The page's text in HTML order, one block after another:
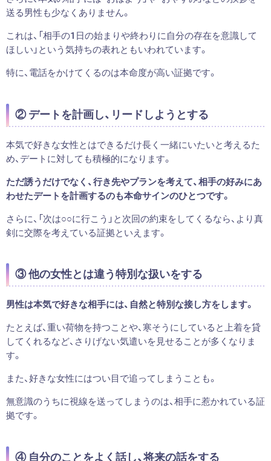
送る男性も少なくありません。
これは、「相手の1日の始まりや終わりに自分の存在を意識して
ほしい」という気持ちの表れともいわれています。
特に、電話をかけてくるのは本命度が高い証拠です。
② デートを計画し、リードしようとする
本気で好きな女性とはできるだけ長く一緒にいたいと考えるた
め、デートに対しても積極的になります。
ただ誘うだけでなく、行き先やプランを考えて、相手の好みにあ
わせたデートを計画するのも本命サインのひとつです。
さらに、「次は○○に行こう」と次回の約束をしてくるなら、より真
剣に交際を考えている証拠といえます。
③ 他の女性とは違う特別な扱いをする
男性は本気で好きな相手には、自然と特別な接し方をします。
たとえば、重い荷物を持つことや、寒そうにしていると上着を貸
してくれるなど、さりげない気遣いを見せることが多くなりま
す。
また、好きな女性にはつい目で追ってしまうことも。
無意識のうちに視線を送ってしまうのは、相手に惹かれている証
拠です。
④ 自分のことをよく話し、将来の話をする